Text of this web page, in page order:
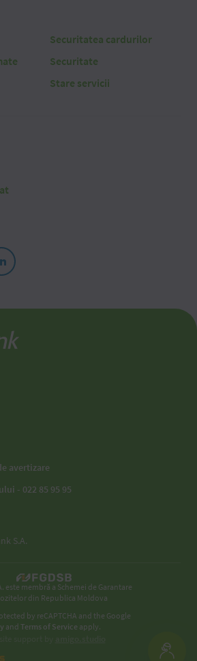
Securitatea cardurilor
Securitate
Stare servicii
avertizare
- 022 85 95 95
S.A.
este membră a Schemei de Garantare
din Republica Moldova
by reCAPTCHA and the Google
andTerms of Service apply.